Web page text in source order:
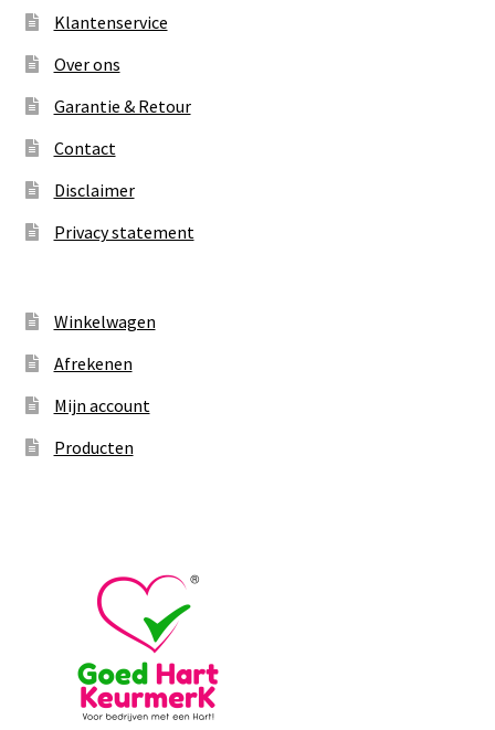
Klantenservice
Over ons
Garantie & Retour
Contact
Disclaimer
Privacy statement
Winkelwagen
Afrekenen
Mijn account
Producten